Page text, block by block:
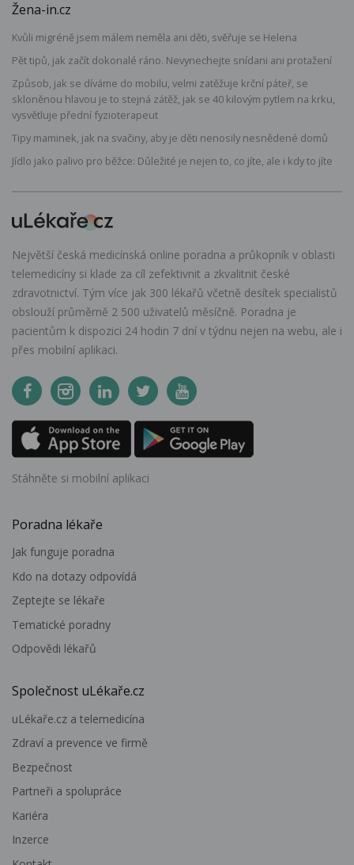
Žena-in.cz
Kvůli migréně jsem málem neměla ani děti, svěřuje se Helena
Pět tipů, jak začít dokonalé ráno. Nevynechejte snídani ani protažení
Způsob, jak se díváme do mobilu, velmi zatěžuje krční páteř, se
skloněnou hlavou je to stejná zátěž, jak se 40 kilovým pytlem na krku,
vysvětluje přední fyzioterapeut
Tipy maminek, jak na svačiny, aby je děti nenosily nesnědené domů
Jídlo jako palivo pro běžce: Důležité je nejen to, co jíte, ale i kdy to jíte
Největší česká medicínská online poradna a průkopník v oblasti
telemedicíny si klade za cíl zefektivnit a zkvalitnit české
zdravotnictví. Tým více jak 300 lékařů včetně desítek specialistů
obslouží průměrně 2 500 uživatelů měsíčně. Poradna je
pacientům k dispozici 24 hodin 7 dní v týdnu nejen na webu, ale i
přes mobilní aplikaci.
Stáhněte si mobilní aplikaci
Poradna lékaře
Jak funguje poradna
Kdo na dotazy odpovídá
Zeptejte se lékaře
Tematické poradny
Odpovědi lékařů
Společnost uLékaře.cz
uLékaře.cz a telemedicína
Zdraví a prevence ve firmě
Bezpečnost
Partneři a spolupráce
Kariéra
Inzerce